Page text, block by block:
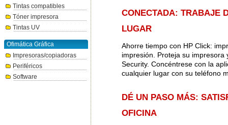
Tintas compatibles
Tóner impresora
Tintas UV
Ofimática Gráfica
Impresoras/copiadoras
Periféricos
Software
CONECTADA: TRABAJE
LUGAR
Ahorre tiempo con HP Click:
impresión. Proteja su
Security. Concéntrese con la
cualquier lugar con su teléfono
DÉ UN PASO MÁS:
OFICINA